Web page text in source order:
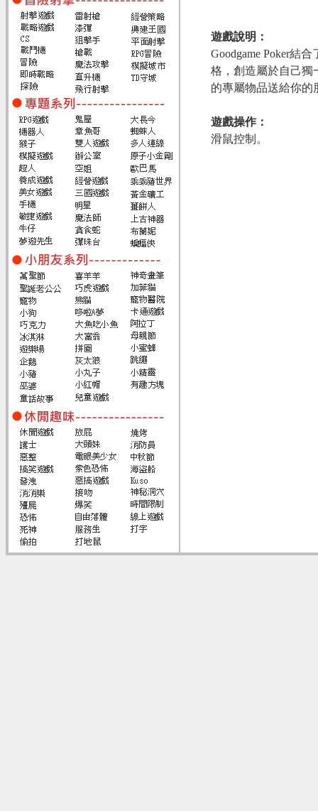
遊戲說明：
Goodgame Poker結
格，創造屬於自己獨
的專屬物品送給你的
遊戲操作：
滑鼠控制。